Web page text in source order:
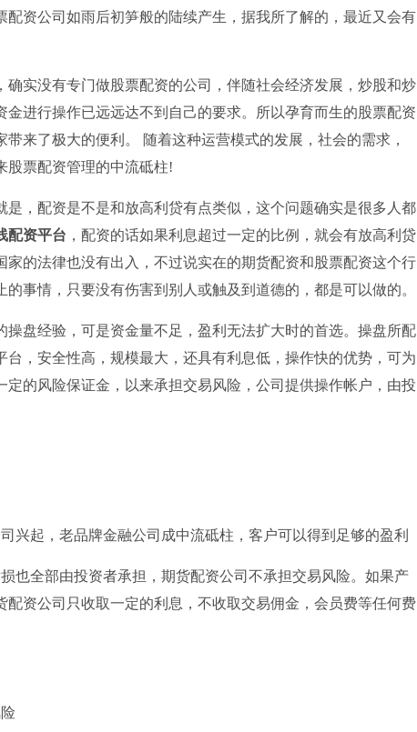
资公司如雨后初笋般的陆续产生，据我所了解的，最近又会有
实没有专门做股票配资的公司，伴随社会经济发展，炒股和炒
进行操作已远远达不到自己的要求。所以孕育而生的股票配资
来了极大的便利。 随着这种运营模式的发展，社会的需求，
股票配资管理的中流砥柱!
，配资是不是和放高利贷有点类似，这个问题确实是很多人都
配资平台 ，配资的话如果利息超过一定的比例，就会有放高利贷
的法律也没有出入，不过说实在的期货配资和股票配资这个行
事情，只要没有伤害到别人或触及到道德的，都是可以做的。
盘经验，可是资金量不足，盈利无法扩大时的首选。操盘所配
，安全性高，规模最大，还具有利息低，操作快的优势，可为
的风险保证金，以来承担交易风险，公司提供操作帐户，由投
兴起，老品牌金融公司成中流砥柱，客户可以得到足够的盈利
也全部由投资者承担，期货配资公司不承担交易风险。如果产
资公司只收取一定的利息，不收取交易佣金，会员费等任何费